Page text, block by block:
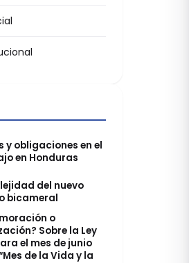
y obligaciones en el
en Honduras
del nuevo
bicameral
o
Sobre la Ley
el mes de junio
de la Vida y la